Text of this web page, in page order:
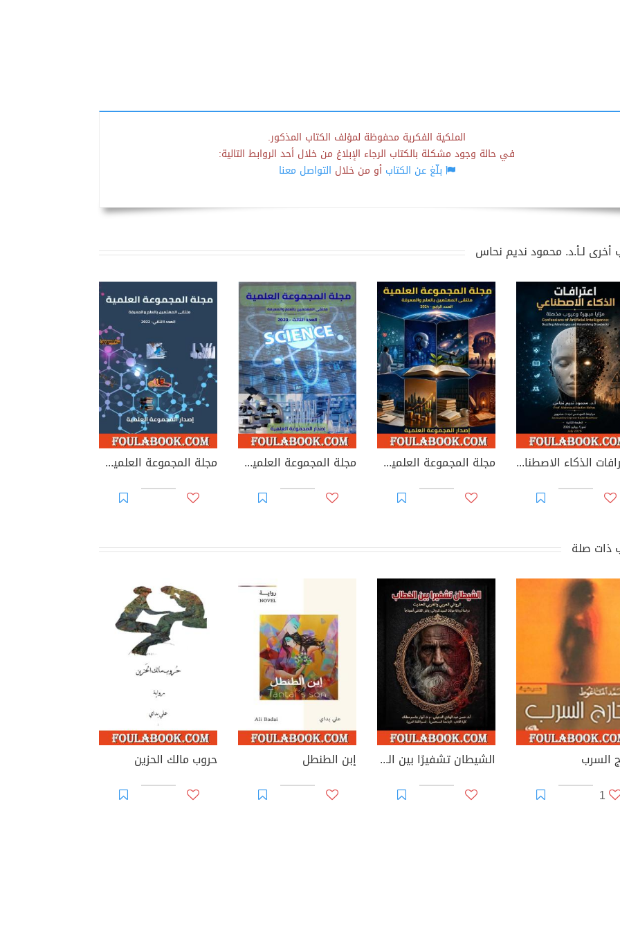
الملكية الفكرية محفوظة لمؤلف الكتاب المذكور.
في حالة وجود مشكلة بالكتاب الرجاء الإبلاغ من خلال أحد الروابط التالية:
بلّغ عن الكتابأو من خلال التواصل معنا
أخرى لـأ.د. محمود نديم نحاس
اعترافات الذكاء الاصطناعي: مزايا مبهرة وعيوب مذهلة مجلة المجموعة العلمية - العدد الرابع مجلة المجموعة العلمية - العدد الثالث مجلة المجموعة العلمية - العدد الثاني
ذات صلة
السرب
1
الشيطان تشفيرًا بين الخطاب الروائي العربي والغربي الحديث إبن الطنطل حروب مالك الحزين